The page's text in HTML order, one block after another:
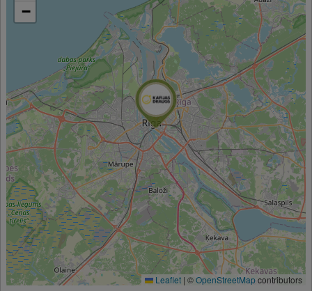
−
Leaflet | ©OpenStreetMapcontributors